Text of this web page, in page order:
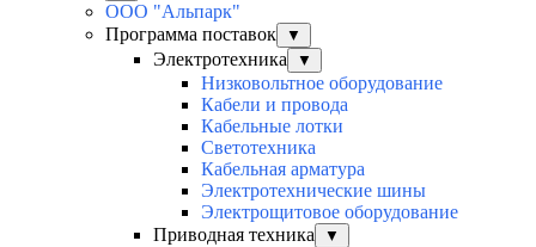
ООО "Альпарк"
Программа поставок
▼
Электротехника ▼
Низковольтное оборудование
Кабели и провода
Кабельные лотки
Светотехника
Кабельная арматура
Электротехнические шины
Электрощитовое оборудование
Приводная техника
▼